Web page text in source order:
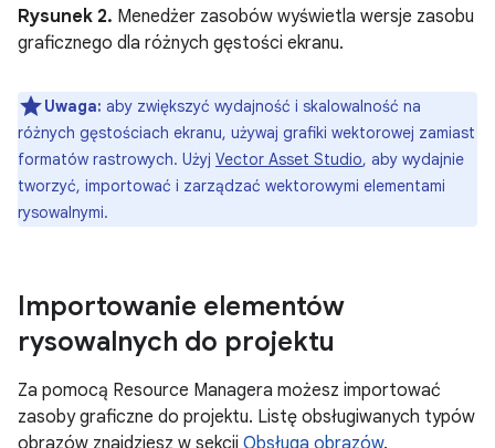
Rysunek 2. Menedżer zasobów wyświetla wersje zasobu
graficznego dla różnych gęstości ekranu.
Uwaga: aby zwiększyć wydajność i skalowalność na
różnych gęstościach ekranu, używaj grafiki wektorowej zamiast
formatów rastrowych. Użyj Vector Asset Studio, aby wydajnie
tworzyć, importować i zarządzać wektorowymi elementami
rysowalnymi.
Importowanie elementów
rysowalnych do projektu
Za pomocą Resource Managera możesz importować
zasoby graficzne do projektu. Listę obsługiwanych typów
obrazów znajdziesz w sekcji Obsługa obrazów.